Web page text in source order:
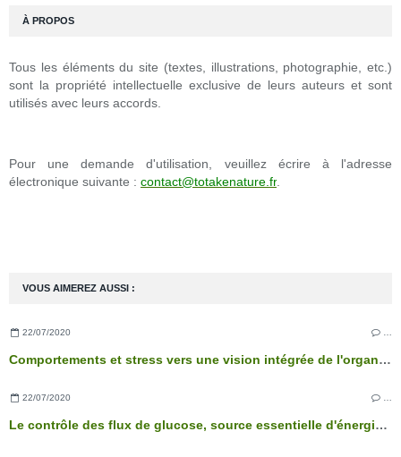
VOUS AIMEREZ AUSSI :
22/07/2020
Comportements et stress vers une vision intégrée de l'organisme
22/07/2020
Le contrôle des flux de glucose, source essentielle d'énergie des cellules
À PROPOS
Tous les éléments du site (textes, illustrations, photographie, etc.)
sont la propriété intellectuelle exclusive de leurs auteurs et sont
utilisés avec leurs accords.
Pour une demande d'utilisation, veuillez écrire à l'adresse
électronique suivante : contact@totakenature.fr